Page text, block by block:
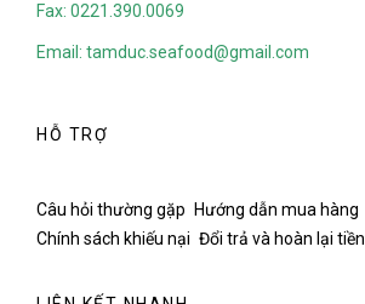
Fax: 0221.390.0069
Email: tamduc.seafood@gmail.com
HỖ TRỢ
Câu hỏi thường gặp
Hướng dẫn mua hàng
Chính sách khiếu nại Đổi trả và hoàn lại tiền